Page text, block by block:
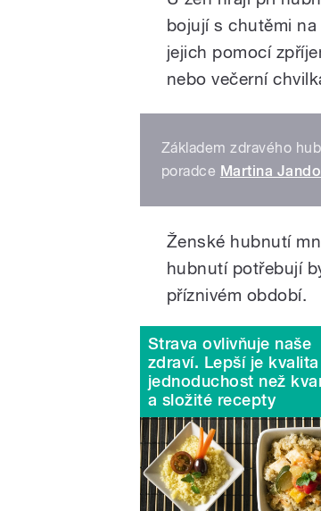
bojují s chutěmi
jejich pomocí
nebo večerní
Základem zdravého
poradce Martina
Ženské hubnutí
hubnutí potřebují
příznivém období.
Strava ovlivňuje naše
zdraví. Lepší je kvalita
jednoduchost než
a složité recepty